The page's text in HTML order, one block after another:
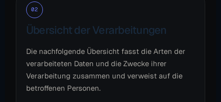
02
Übersicht der Verarbeitungen
Die nachfolgende Übersicht fasst die Arten der
verarbeiteten Daten und die Zwecke ihrer
Verarbeitung zusammen und verweist auf die
betroffenen Personen.